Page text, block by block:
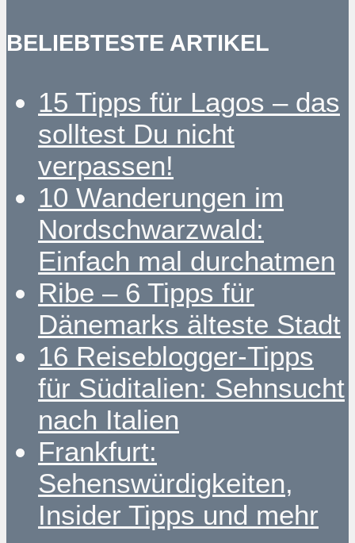
BELIEBTESTE ARTIKEL
15 Tipps für Lagos – das
solltest Du nicht
verpassen!
10 Wanderungen im
Nordschwarzwald:
Einfach mal durchatmen
Ribe – 6 Tipps für
Dänemarks älteste Stadt
16 Reiseblogger-Tipps
für Süditalien: Sehnsucht
nach Italien
Frankfurt:
Sehenswürdigkeiten,
Insider Tipps und mehr